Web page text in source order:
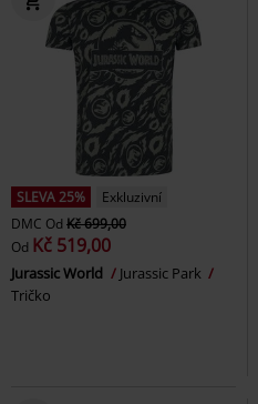
SLEVA 25%
Exkluzivní
DMC Od Kč 699,00
Od Kč 519,00
Jurassic World
Jurassic Park
Tričko